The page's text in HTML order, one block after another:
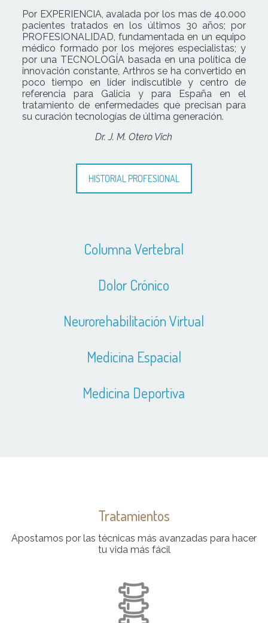
Por EXPERIENCIA, avalada por los mas de 40.000
pacientes tratados en los últimos 30 años; por
PROFESIONALIDAD, fundamentada en un equipo
médico formado por los mejores especialistas; y
por una TECNOLOGÍA basada en una política de
innovación constante, Arthros se ha convertido en
poco tiempo en líder indiscutible y centro de
referencia para Galicia y para España en el
tratamiento de enfermedades que precisan para
su curación tecnologías de última generación.
Dr. J. M. Otero Vich
HISTORIAL PROFESIONAL
Columna Vertebral
Dolor Crónico
Neurorehabilitación Virtual
Medicina Espacial
Medicina Deportiva
Tratamientos
Apostamos por las técnicas más avanzadas para hacer
tu vida más fácil